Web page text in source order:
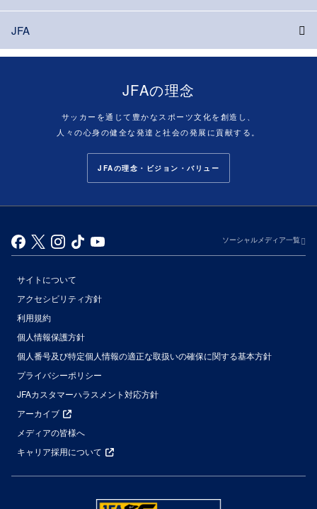
JFA
JFAの理念
サッカーを通じて豊かなスポーツ文化を創造し、
人々の心身の健全な発達と社会の発展に貢献する。
JFAの理念・ビジョン・バリュー
ソーシャルメディア一覧
サイトについて
アクセシビリティ方針
利用規約
個人情報保護方針
個人番号及び特定個人情報の適正な取扱いの確保に関する基本方針
プライバシーポリシー
JFAカスタマーハラスメント対応方針
アーカイブ
メディアの皆様へ
キャリア採用について